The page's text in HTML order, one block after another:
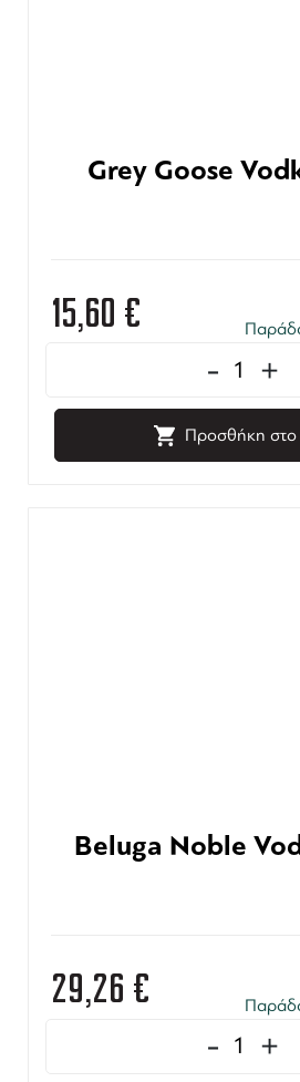
Grey Goose
15,60 €
- +
Προσθήκη στο
Beluga Noble
29,26 €
- +